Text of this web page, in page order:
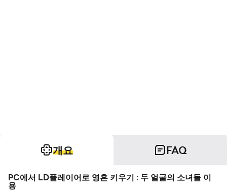
개요 FAQ
PC에서 LD플레이어로 영혼 키우기 : 두 얼굴의 소녀들 이
용